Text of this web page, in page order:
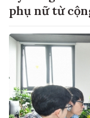
phụ nữ từ